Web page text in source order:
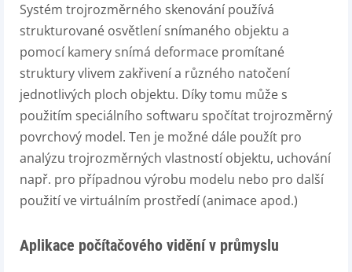
Systém trojrozměrného skenování používá
strukturované osvětlení snímaného objektu a
pomocí kamery snímá deformace promítané
struktury vlivem zakřivení a různého natočení
jednotlivých ploch objektu. Díky tomu může s
použitím speciálního softwaru spočítat trojrozměrný
povrchový model. Ten je možné dále použít pro
analýzu trojrozměrných vlastností objektu, uchování
např. pro případnou výrobu modelu nebo pro další
použití ve virtuálním prostředí (animace apod.)
Aplikace počítačového vidění v průmyslu